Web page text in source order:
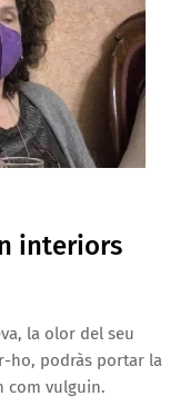
interiors
la olor del seu
ho, podràs portar la
com vulguin.